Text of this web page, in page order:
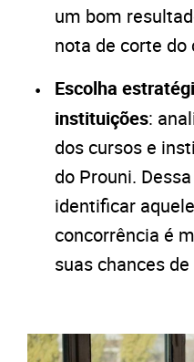
um bom
nota de corte do
Escolha
instituições:
dos cursos e
do Prouni.
identificar
concorrência é
suas chances